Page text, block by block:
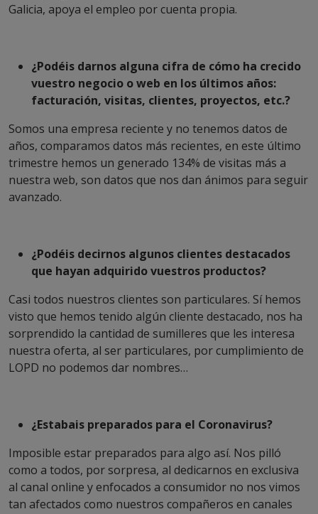
Galicia, apoya el empleo por cuenta propia.
¿Podéis darnos alguna cifra de cómo ha crecido
vuestro negocio o web en los últimos años:
facturación, visitas, clientes, proyectos, etc.?
Somos una empresa reciente y no tenemos datos de
años, comparamos datos más recientes, en este último
trimestre hemos un generado 134% de visitas más a
nuestra web, son datos que nos dan ánimos para seguir
avanzado.
¿Podéis decirnos algunos clientes destacados
que hayan adquirido vuestros productos?
Casi todos nuestros clientes son particulares. Sí hemos
visto que hemos tenido algún cliente destacado, nos ha
sorprendido la cantidad de sumilleres que les interesa
nuestra oferta, al ser particulares, por cumplimiento de
LOPD no podemos dar nombres…
¿Estabais preparados para el Coronavirus?
Imposible estar preparados para algo así. Nos pilló
como a todos, por sorpresa, al dedicarnos en exclusiva
al canal online y enfocados a consumidor no nos vimos
tan afectados como nuestros compañeros en canales